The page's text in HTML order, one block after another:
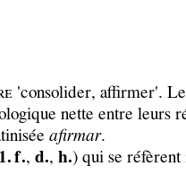
'consolider, affirmer'.
nette entre leurs
afirmar.
1. f., d., h.) qui se réfèrent